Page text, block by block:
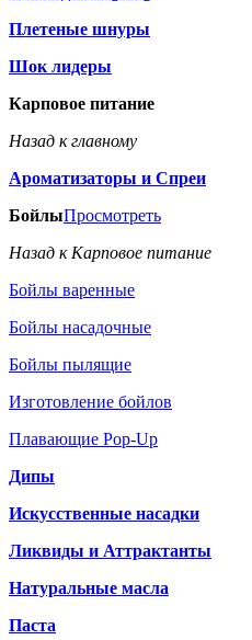
Плетеные шнуры
Шок лидеры
Карповое питание
Назад к главному
Ароматизаторы и Спреи
БойлыПросмотреть
Назад к Карповое питание
Бойлы варенные
Бойлы насадочные
Бойлы пылящие
Изготовление бойлов
Плавающие Pop-Up
Дипы
Искусственные насадки
Ликвиды и Аттрактанты
Натуральные масла
Паста